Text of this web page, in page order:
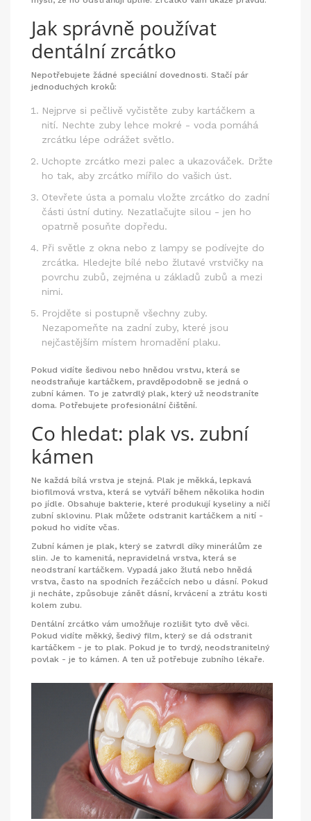
Jak správně používat
dentální zrcátko
Nepotřebujete žádné speciální dovednosti. Stačí pár
jednoduchých kroků:
Nejprve si pečlivě vyčistěte zuby kartáčkem a
nití. Nechte zuby lehce mokré - voda pomáhá
zrcátku lépe odrážet světlo.
Uchopte zrcátko mezi palec a ukazováček. Držte
ho tak, aby zrcátko mířilo do vašich úst.
Otevřete ústa a pomalu vložte zrcátko do zadní
části ústní dutiny. Nezatlačujte silou - jen ho
opatrně posuňte dopředu.
Při světle z okna nebo z lampy se podívejte do
zrcátka. Hledejte bílé nebo žlutavé vrstvičky na
povrchu zubů, zejména u základů zubů a mezi
nimi.
Projděte si postupně všechny zuby.
Nezapomeňte na zadní zuby, které jsou
nejčastějším místem hromadění plaku.
Pokud vidíte šedivou nebo hnědou vrstvu, která se
neodstraňuje kartáčkem, pravděpodobně se jedná o
zubní kámen. To je zatvrdlý plak, který už neodstraníte
doma. Potřebujete profesionální čištění.
Co hledat: plak vs. zubní
kámen
Ne každá bílá vrstva je stejná. Plak je měkká, lepkavá
biofilmová vrstva, která se vytváří během několika hodin
po jídle. Obsahuje bakterie, které produkují kyseliny a ničí
zubní sklovinu. Plak můžete odstranit kartáčkem a nití -
pokud ho vidíte včas.
Zubní kámen je plak, který se zatvrdl díky minerálům ze
slin. Je to kamenitá, nepravidelná vrstva, která se
neodstraní kartáčkem. Vypadá jako žlutá nebo hnědá
vrstva, často na spodních řezáčcích nebo u dásní. Pokud
ji necháte, způsobuje zánět dásní, krvácení a ztrátu kosti
kolem zubu.
Dentální zrcátko vám umožňuje rozlišit tyto dvě věci.
Pokud vidíte měkký, šedivý film, který se dá odstranit
kartáčkem - je to plak. Pokud je to tvrdý, neodstranitelný
povlak - je to kámen. A ten už potřebuje zubního lékaře.